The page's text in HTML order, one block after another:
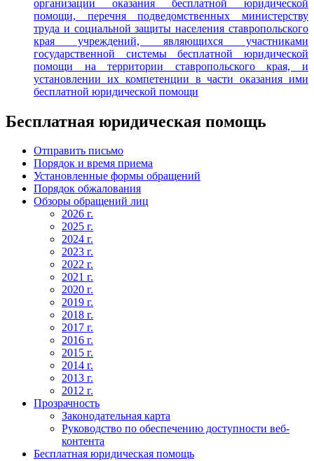
организации оказания бесплатной юридической
помощи, перечня подведомственных министерству
труда и социальной защиты населения ставропольского
края учреждений, являющихся участниками
государственной системы бесплатной юридической
помощи на территории ставропольского края, и
установлении их компетенции в части оказания ими
бесплатной юридической помощи
Бесплатная юридическая помощь
Отправить письмо
Порядок и время приема
Установленные формы обращений
Порядок обжалования
Обзоры обращений лиц
2026 г.
2025 г.
2024 г.
2023 г.
2022 г.
2021 г.
2020 г.
2019 г.
2018 г.
2017 г.
2016 г.
2015 г.
2014 г.
2013 г.
2012 г.
Прозрачность
Законодательная карта
Руководство по обеспечению доступности веб-
контента
Бесплатная юридическая помощь